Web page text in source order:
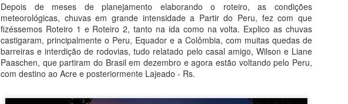
Depois de meses de planejamento elaborando o roteiro, as condições
meteorológicas, chuvas em grande intensidade a Partir do Peru, fez com que
fizéssemos Roteiro 1 e Roteiro 2, tanto na ida como na volta. Explico as chuvas
castigaram, principalmente o Peru, Equador e a Colômbia, com muitas quedas de
barreiras e interdição de rodovias, tudo relatado pelo casal amigo, Wilson e Liane
Paaschen, que partiram do Brasil em dezembro e agora estão voltando pelo Peru,
com destino ao Acre e posteriormente Lajeado - Rs.